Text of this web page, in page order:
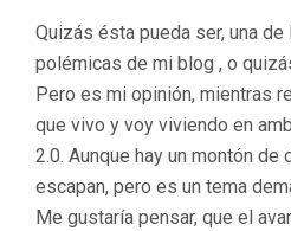
Quizás ésta pueda ser, una
polémicas de mi blog , o
Pero es mi opinión, mientras
que vivo y voy viviendo en
2.0. Aunque hay un montón
escapan, pero es un tema
Me gustaría pensar, que el